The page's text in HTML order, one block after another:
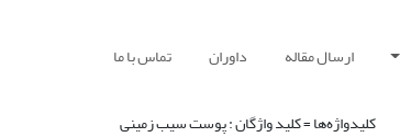
ارسال مقاله داوران تماس با ما
کلیدواژه‌ها =کلید واژگان : پوست سیب زمینی